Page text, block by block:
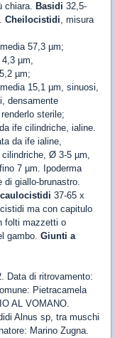
chiara. Basidi 32,5-
Cheilocistidi, misura
57,3 µm;
µm,
µm;
15,1 µm, sinuosi,
densamente
sterile;
ife cilindriche, ialine.
da ife ialine,
Ø 3-5 µm,
7 µm. Ipoderma
di giallo-brunastro.
caulocistidi 37-65 x
ma con capitulo
folti mazzetti o
gambo. Giunti a
Data di ritrovamento:
Pietracamela
AL VOMANO.
Alnus sp, tra muschi
Marino Zugna.